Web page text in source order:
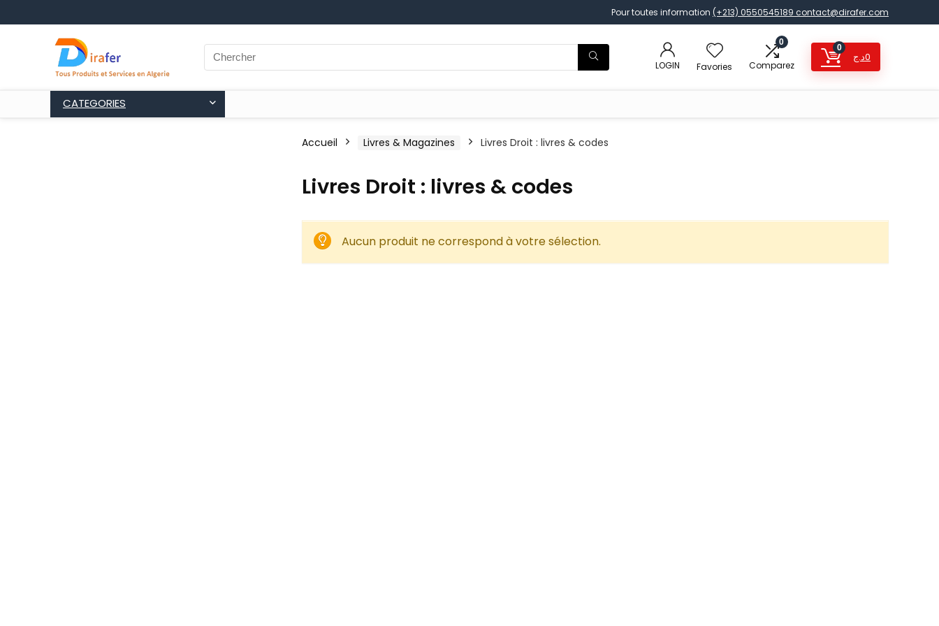
Pour toutes information (+213) 0550545189 contact@dirafer.com
LOGIN Favories
0
Comparez
0
0د.ج
CATEGORIES
Accueil Livres & Magazines Livres Droit : livres & codes
Livres Droit : livres & codes
Aucun produit ne correspond à votre sélection.